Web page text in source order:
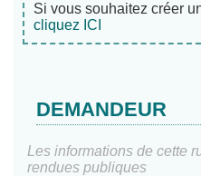
Si vous souhaitez créer
cliquez ICI
DEMANDEUR
Les informations de cette
rendues publiques